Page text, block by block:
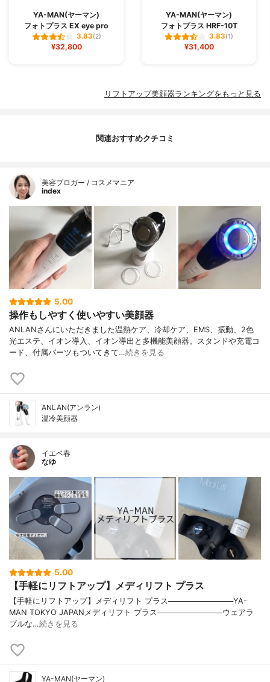
YA-MAN(ヤーマン)
フォトプラス EX eye pro
3.83(2)
¥32,800
YA-MAN(ヤーマン)
フォトプラス HRF-10T
3.83(1)
¥31,400
リフトアップ美顔器ランキングをもっと見る
関連おすすめクチコミ
美容ブロガー / コスメマニア
index
5.00
操作もしやすく使いやすい美顔器
ANLANさんにいただきました温熱ケア、冷却ケア、EMS、振動、2色
光エステ、イオン導入、イオン導出と多機能美顔器。スタンドや充電コ
ード、付属パーツもついてきて…続きを見る
ANLAN(アンラン)
温冷美顔器
イエベ春
なゆ
5.00
【手軽にリフトアップ】メディリフト プラス
【手軽にリフトアップ】メディリフト プラス────────────YA-
MAN TOKYO JAPANメディリフト プラス────────────ウェアラ
ブルな…続きを見る
YA-MAN(ヤーマン)